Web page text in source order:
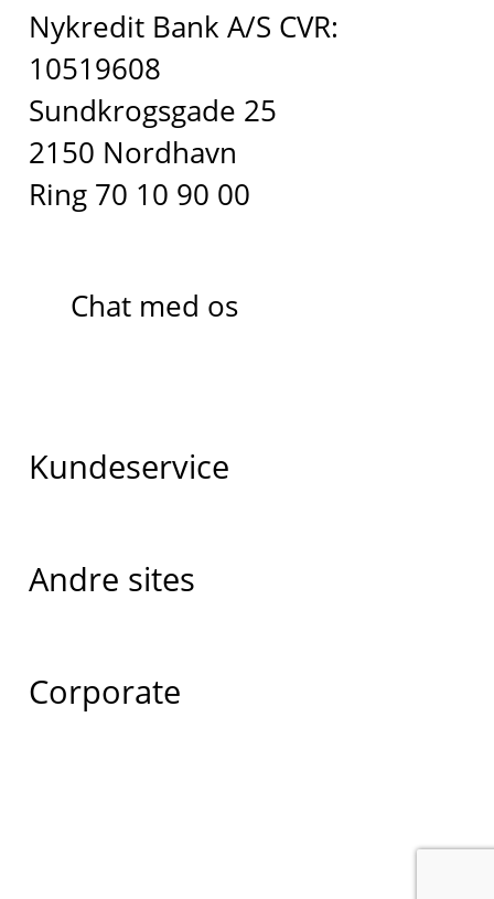
Nykredit Bank A/S CVR:
10519608
Sundkrogsgade 25
2150 Nordhavn
Ring 70 10 90 00
Chat med os
Kundeservice
Andre sites
Corporate